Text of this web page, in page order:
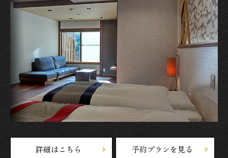
詳細はこちら 予約プランを見る